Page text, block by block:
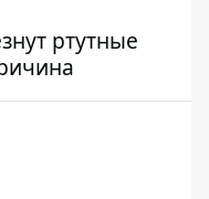
ртутные